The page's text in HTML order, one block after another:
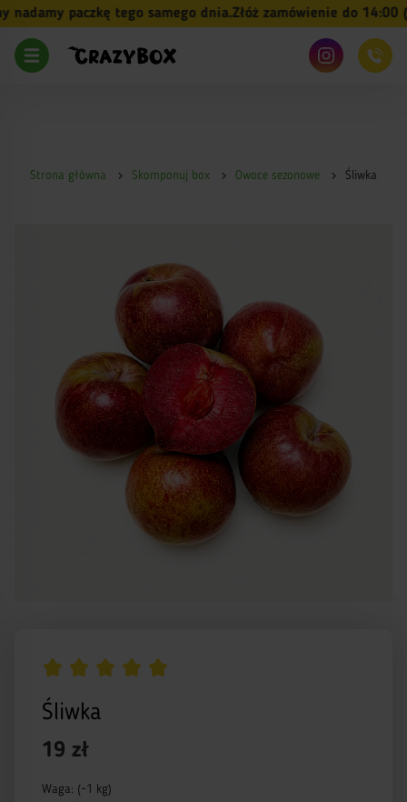
paczkę tego samego dnia.Złóż zamówienie do 14:00
Strona główna Skomponuj box Owoce sezonowe Śliwka
Śliwka
19 zł
Waga: (~1 kg)